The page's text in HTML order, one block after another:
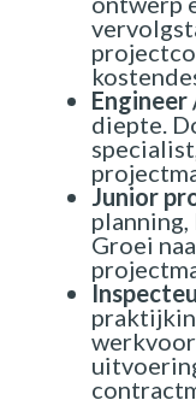
diepte.
Junior
Groei